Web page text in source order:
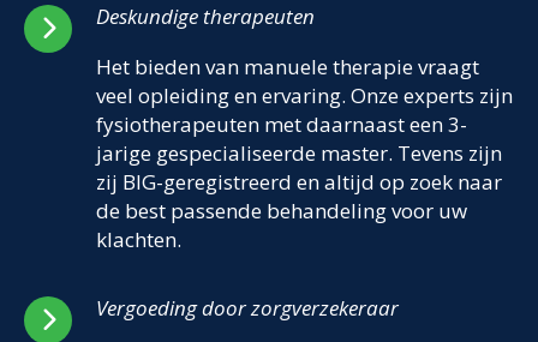
Deskundige therapeuten
Het bieden van manuele therapie vraagt
veel opleiding en ervaring. Onze experts zijn
fysiotherapeuten met daarnaast een 3-
jarige gespecialiseerde master. Tevens zijn
zij BIG-geregistreerd en altijd op zoek naar
de best passende behandeling voor uw
klachten.
Vergoeding door zorgverzekeraar